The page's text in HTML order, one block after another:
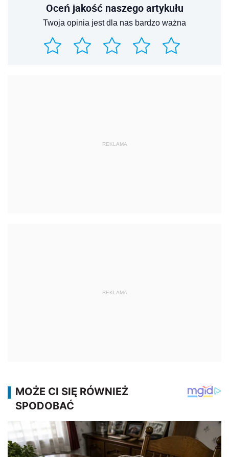
Oceń jakość naszego artykułu
Twoja opinia jest dla nas bardzo ważna
REKLAMA
REKLAMA